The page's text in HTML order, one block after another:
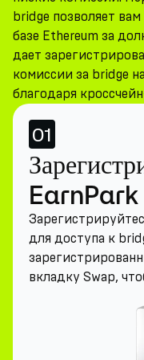
bridge позволяет
базе Ethereum за
дает
комиссии за bridge
благодаря
01
EarnPark
для доступа к
вкладку Swap,